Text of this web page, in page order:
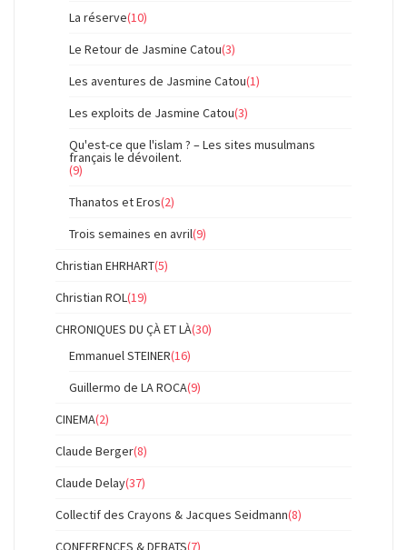
La réserve(10)
Le Retour de Jasmine Catou(3)
Les aventures de Jasmine Catou(1)
Les exploits de Jasmine Catou(3)
Qu'est-ce que l'islam ? – Les sites musulmans
français le dévoilent.
(9)
Thanatos et Eros(2)
Trois semaines en avril(9)
Christian EHRHART(5)
Christian ROL(19)
CHRONIQUES DU ÇÀ ET LÀ(30)
Emmanuel STEINER(16)
Guillermo de LA ROCA(9)
CINEMA(2)
Claude Berger(8)
Claude Delay(37)
Collectif des Crayons & Jacques Seidmann(8)
CONFERENCES & DEBATS(7)